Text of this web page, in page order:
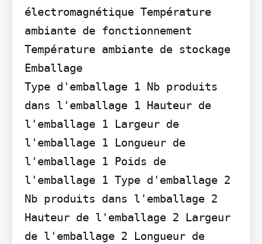
électromagnétique Température
ambiante de fonctionnement
Température ambiante de stockage
Emballage
Type d'emballage 1 Nb produits
dans l'emballage 1 Hauteur de
l'emballage 1 Largeur de
l'emballage 1 Longueur de
l'emballage 1 Poids de
l'emballage 1 Type d'emballage 2
Nb produits dans l'emballage 2
Hauteur de l'emballage 2 Largeur
de l'emballage 2 Longueur de